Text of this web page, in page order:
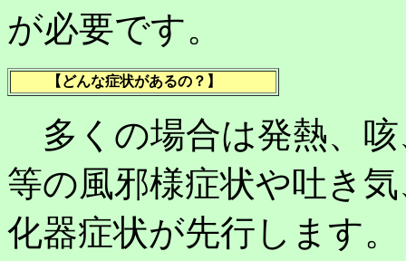
が必要です。
【どんな症状があるの？】
多くの場合は発熱、咳
等の風邪様症状や吐き
化器症状が先行します。